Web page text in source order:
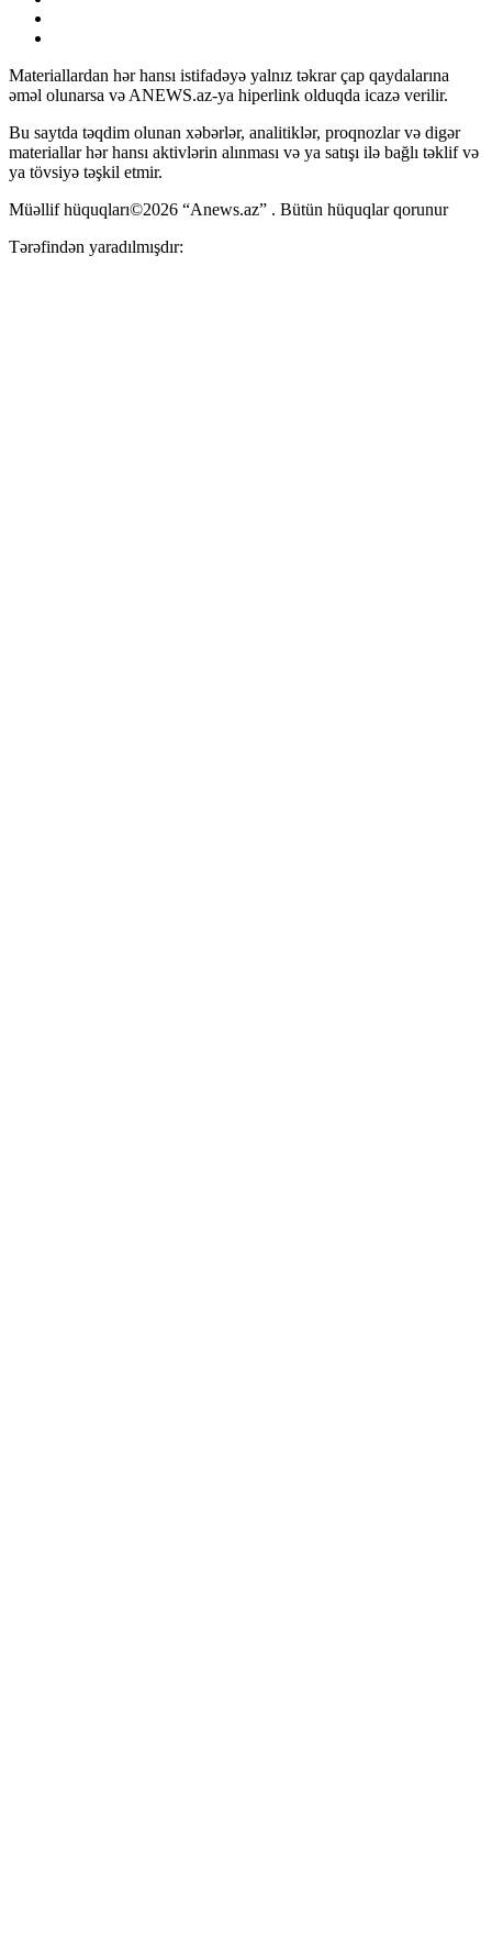
Materiallardan hər hansı istifadəyə yalnız təkrar çap qaydalarına
əməl olunarsa və ANEWS.az-ya hiperlink olduqda icazə verilir.
Bu saytda təqdim olunan xəbərlər, analitiklər, proqnozlar və digər
materiallar hər hansı aktivlərin alınması və ya satışı ilə bağlı təklif və
ya tövsiyə təşkil etmir.
Müəllif hüquqları©2026 “Anews.az” . Bütün hüquqlar qorunur
Tərəfindən yaradılmışdır: